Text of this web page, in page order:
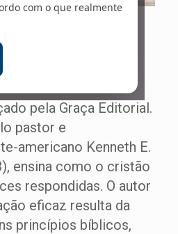
com o que realmente
eficaz
pela Graça Editorial.
pastor e
americano Kenneth E.
ensina como o cristão
respondidas. O autor
eficaz resulta da
princípios bíblicos,